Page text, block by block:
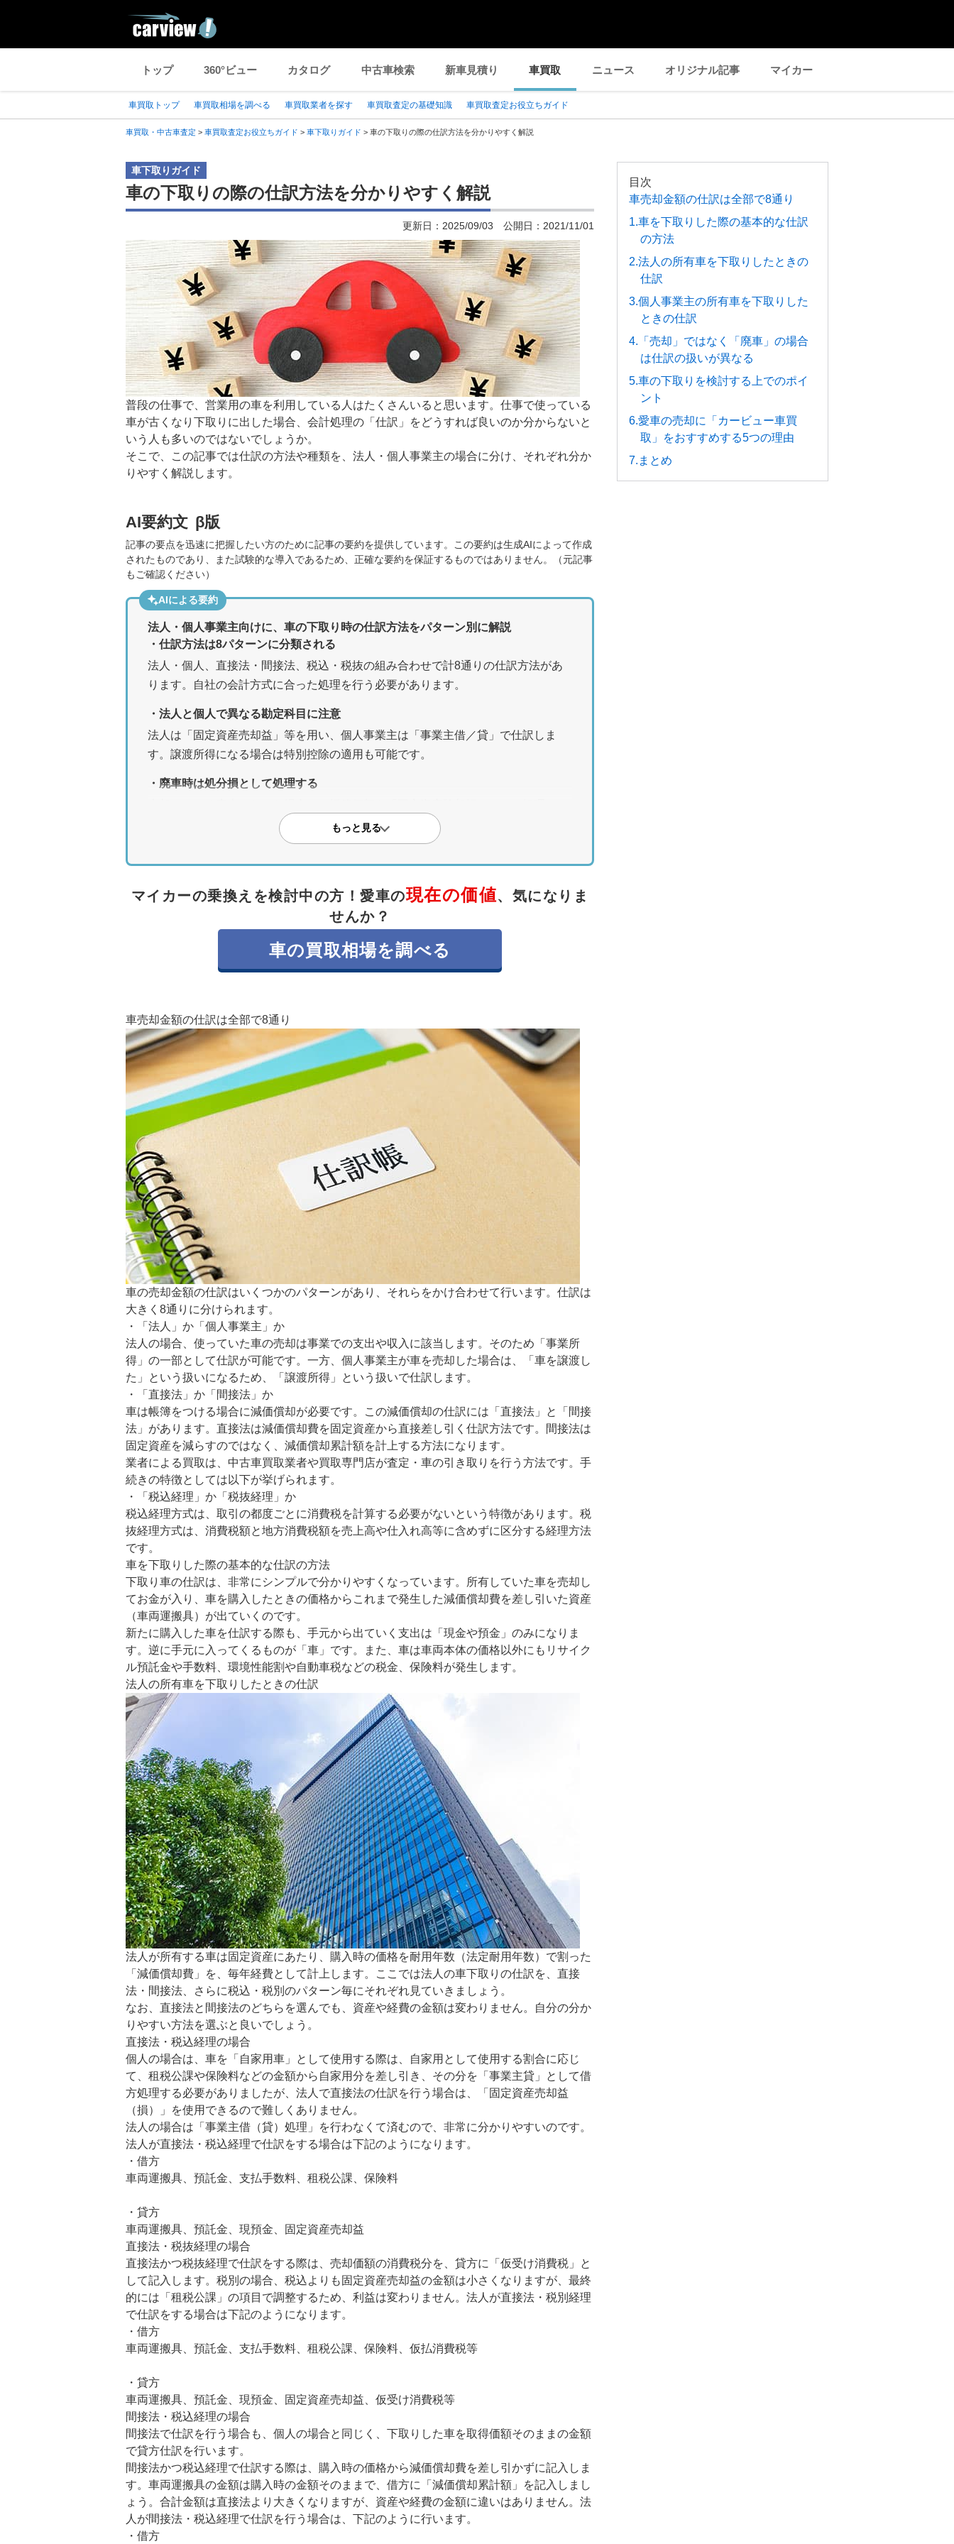
トップ 360°ビュー カタログ 中古車検索 新車見積り 車買取 ニュース オリジナル記事 マイカー
車買取トップ 車買取相場を調べる 車買取業者を探す 車買取査定の基礎知識 車買取査定お役立ちガイド
車買取・中古車査定 > 車買取査定お役立ちガイド > 車下取りガイド > 車の下取りの際の仕訳方法を分かりやすく解説
車下取りガイド
車の下取りの際の仕訳方法を分かりやすく解説
公開日： 2021/11/01
更新日： 2025/09/03
普段の仕事で、営業用の車を利用している人はたくさんいると思います。仕事で使っている
車が古くなり下取りに出した場合、会計処理の「仕訳」をどうすれば良いのか分からないと
いう人も多いのではないでしょうか。
そこで、この記事では仕訳の方法や種類を、法人・個人事業主の場合に分け、それぞれ分か
りやすく解説します。
目次
車売却金額の仕訳は全部で8通り
1.車を下取りした際の基本的な仕訳
の方法
2.法人の所有車を下取りしたときの
仕訳
3.個人事業主の所有車を下取りした
ときの仕訳
4.「売却」ではなく「廃車」の場合
は仕訳の扱いが異なる
5.車の下取りを検討する上でのポイ
ント
6.愛車の売却に「カービュー車買
取」をおすすめする5つの理由
7.まとめ
AI要約文 β版
記事の要点を迅速に把握したい方のために記事の要約を提供しています。この要約は生成AIによって作成
されたものであり、また試験的な導入であるため、正確な要約を保証するものではありません。（元記事
もご確認ください）
AIによる要約
法人・個人事業主向けに、車の下取り時の仕訳方法をパターン別に解説
・仕訳方法は8パターンに分類される
法人・個人、直接法・間接法、税込・税抜の組み合わせで計8通りの仕訳方法があ
ります。自社の会計方式に合った処理を行う必要があります。
・法人と個人で異なる勘定科目に注意
法人は「固定資産売却益」等を用い、個人事業主は「事業主借／貸」で仕訳しま
す。譲渡所得になる場合は特別控除の適用も可能です。
・廃車時は処分損として処理する
消費税の課税対象外になります。費用項目の扱いも異なります。
ら一括査定で最大10社を比較でき、買取実績も豊富です。
もっと見る
マイカーの乗換えを検討中の方！愛車の現在の価値、気になりま
せんか？
車の買取相場を調べる
車売却金額の仕訳は全部で8通り
車の売却金額の仕訳はいくつかのパターンがあり、それらをかけ合わせて行います。仕訳は
大きく8通りに分けられます。
・「法人」か「個人事業主」か
法人の場合、使っていた車の売却は事業での支出や収入に該当します。そのため「事業所
得」の一部として仕訳が可能です。一方、個人事業主が車を売却した場合は、「車を譲渡し
た」という扱いになるため、「譲渡所得」という扱いで仕訳します。
・「直接法」か「間接法」か
車は帳簿をつける場合に減価償却が必要です。この減価償却の仕訳には「直接法」と「間接
法」があります。直接法は減価償却費を固定資産から直接差し引く仕訳方法です。間接法は
固定資産を減らすのではなく、減価償却累計額を計上する方法になります。
業者による買取は、中古車買取業者や買取専門店が査定・車の引き取りを行う方法です。手
続きの特徴としては以下が挙げられます。
・「税込経理」か「税抜経理」か
税込経理方式は、取引の都度ごとに消費税を計算する必要がないという特徴があります。税
抜経理方式は、消費税額と地方消費税額を売上高や仕入れ高等に含めずに区分する経理方法
です。
車を下取りした際の基本的な仕訳の方法
下取り車の仕訳は、非常にシンプルで分かりやすくなっています。所有していた車を売却し
てお金が入り、車を購入したときの価格からこれまで発生した減価償却費を差し引いた資産
（車両運搬具）が出ていくのです。
新たに購入した車を仕訳する際も、手元から出ていく支出は「現金や預金」のみになりま
す。逆に手元に入ってくるものが「車」です。また、車は車両本体の価格以外にもリサイク
ル預託金や手数料、環境性能割や自動車税などの税金、保険料が発生します。
法人の所有車を下取りしたときの仕訳
法人が所有する車は固定資産にあたり、購入時の価格を耐用年数（法定耐用年数）で割った
「減価償却費」を、毎年経費として計上します。ここでは法人の車下取りの仕訳を、直接
法・間接法、さらに税込・税別のパターン毎にそれぞれ見ていきましょう。
なお、直接法と間接法のどちらを選んでも、資産や経費の金額は変わりません。自分の分か
りやすい方法を選ぶと良いでしょう。
直接法・税込経理の場合
個人の場合は、車を「自家用車」として使用する際は、自家用として使用する割合に応じ
て、租税公課や保険料などの金額から自家用分を差し引き、その分を「事業主貸」として借
方処理する必要がありましたが、法人で直接法の仕訳を行う場合は、「固定資産売却益
（損）」を使用できるので難しくありません。
法人の場合は「事業主借（貸）処理」を行わなくて済むので、非常に分かりやすいのです。
法人が直接法・税込経理で仕訳をする場合は下記のようになります。
・借方
車両運搬具、預託金、支払手数料、租税公課、保険料
・貸方
車両運搬具、預託金、現預金、固定資産売却益
直接法・税抜経理の場合
直接法かつ税抜経理で仕訳をする際は、売却価額の消費税分を、貸方に「仮受け消費税」と
して記入します。税別の場合、税込よりも固定資産売却益の金額は小さくなりますが、最終
的には「租税公課」の項目で調整するため、利益は変わりません。法人が直接法・税別経理
で仕訳をする場合は下記のようになります。
・借方
車両運搬具、預託金、支払手数料、租税公課、保険料、仮払消費税等
・貸方
車両運搬具、預託金、現預金、固定資産売却益、仮受け消費税等
間接法・税込経理の場合
間接法で仕訳を行う場合も、個人の場合と同じく、下取りした車を取得価額そのままの金額
で貸方仕訳を行います。
間接法かつ税込経理で仕訳する際は、購入時の価格から減価償却費を差し引かずに記入しま
す。車両運搬具の金額は購入時の金額そのままで、借方に「減価償却累計額」を記入しまし
ょう。合計金額は直接法より大きくなりますが、資産や経費の金額に違いはありません。法
人が間接法・税込経理で仕訳を行う場合は、下記のように行います。
・借方